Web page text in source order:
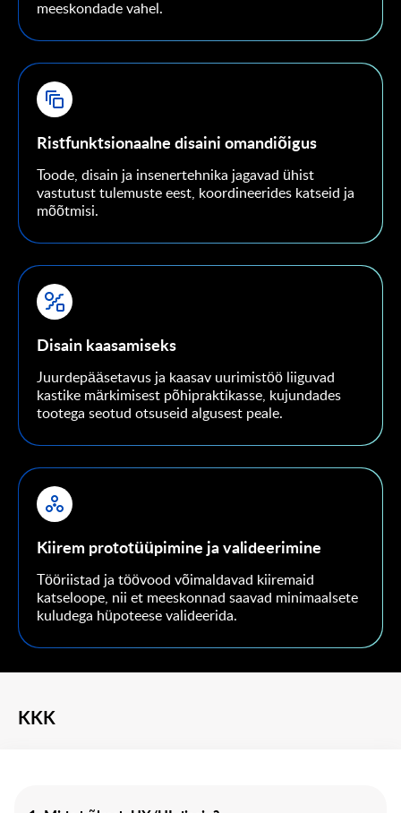
meeskondade vahel.
Ristfunktsionaalne disaini omandiõigus
Toode, disain ja insenertehnika jagavad ühist
vastutust tulemuste eest, koordineerides katseid ja
mõõtmisi.
Disain kaasamiseks
Juurdepääsetavus ja kaasav uurimistöö liiguvad
kastike märkimisest põhipraktikasse, kujundades
tootega seotud otsuseid algusest peale.
Kiirem prototüüpimine ja valideerimine
Tööriistad ja töövood võimaldavad kiiremaid
katseloope, nii et meeskonnad saavad minimaalsete
kuludega hüpoteese valideerida.
KKK